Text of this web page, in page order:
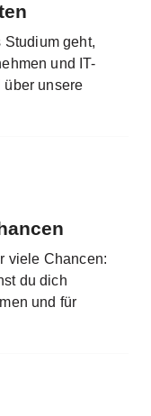
Studium geht,
und IT-
über unsere
viele Chancen:
du dich
und für